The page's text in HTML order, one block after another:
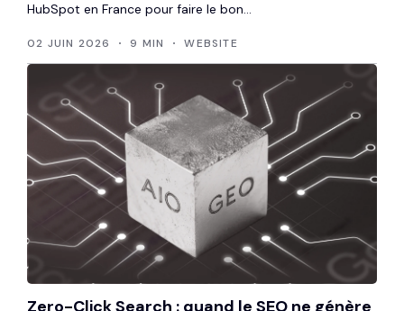
HubSpot en France pour faire le bon...
02 JUIN 2026 9 MIN WEBSITE